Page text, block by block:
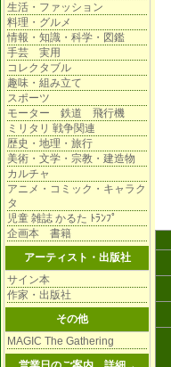
生活・ファッション
料理・グルメ
情報・知識・科学・図鑑
手芸 実用
コレクタブル
趣味・組み立て
スポーツ
モーター 鉄道 飛行機
ミリタリ 戦争関連
歴史・地理・旅行
美術・文学・宗教・建造物
カルチャ
アニメ・コミック・キャラク
タ
児童 雑誌 かるた ﾄﾗﾝﾌﾟ
企画本 書籍
アーティスト・出版社
サイン本
作家・出版社
その他
MAGIC The Gathering